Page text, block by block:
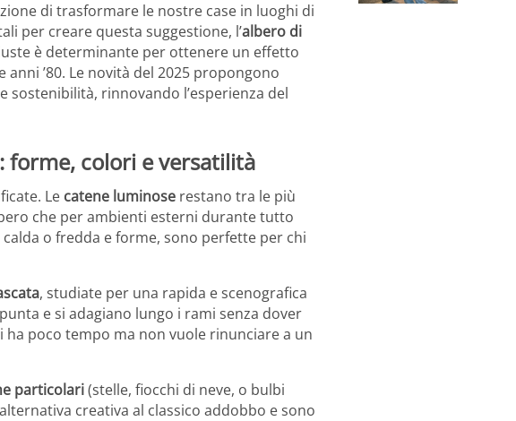
di trasformare le nostre case in luoghi di
per creare questa suggestione, l’albero di
è determinante per ottenere un effetto
’80. Le novità del 2025 propongono
sostenibilità, rinnovando l’esperienza del
forme, colori e versatilità
Le catene luminose restano tra le più
che per ambienti esterni durante tutto
o fredda e forme, sono perfette per chi
, studiate per una rapida e scenografica
e si adagiano lungo i rami senza dover
poco tempo ma non vuole rinunciare a un
particolari(stelle, fiocchi di neve, o bulbi
creativa al classico addobbo e sono